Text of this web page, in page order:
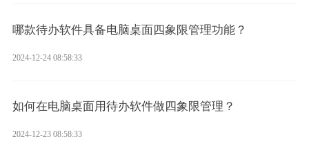
哪款待办软件具备电脑桌面四象限管理功能？
2024-12-24 08:58:33
如何在电脑桌面用待办软件做四象限管理？
2024-12-23 08:58:33